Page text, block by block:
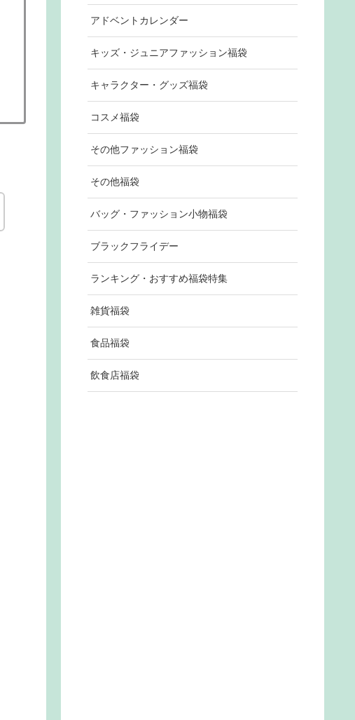
アドベントカレンダー
キッズ・ジュニアファッション福袋
キャラクター・グッズ福袋
コスメ福袋
その他ファッション福袋
その他福袋
バッグ・ファッション小物福袋
ブラックフライデー
ランキング・おすすめ福袋特集
雑貨福袋
食品福袋
飲食店福袋